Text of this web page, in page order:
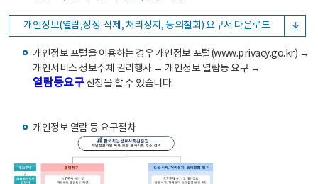
개인정보(열람,정정·삭제, 처리정지, 동의철회) 요구서 다운로드
개인정보 포털을 이용하는 경우 개인정보 포털(www.privacy.go.kr) →
개인서비스 정보주체 권리행사 → 개인정보 열람등 요구 →
열람등요구신청을 할 수 있습니다.
개인정보 열람 등 요구절차